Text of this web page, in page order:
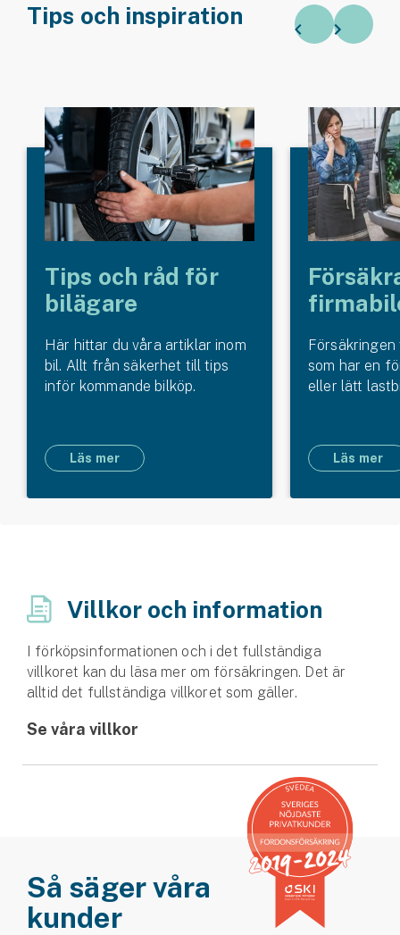
Tips och inspiration
Tips och råd för
bilägare
Här hittar du våra artiklar inom
bil. Allt från säkerhet till tips
inför kommande bilköp.
Läs mer
som har en
eller lätt
Läs mer
Villkor och information
I förköpsinformationen och i det fullständiga
villkoret kan du läsa mer om försäkringen. Det är
alltid det fullständiga villkoret som gäller.
Se våra villkor
Så säger våra
kunder